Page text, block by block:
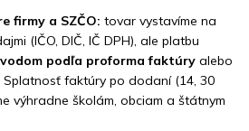
firmy a SZČO: tovar vystavíme na
(IČO, DIČ, IČ DPH), ale platbu
podľa proforma faktúry alebo
Splatnosť faktúry po dodaní (14, 30
výhradne školám, obciam a štátnym